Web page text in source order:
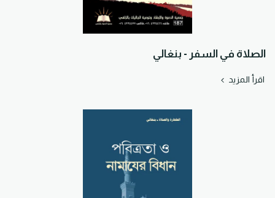
الصلاة في السفر - بنغالي
اقرأ المزيد